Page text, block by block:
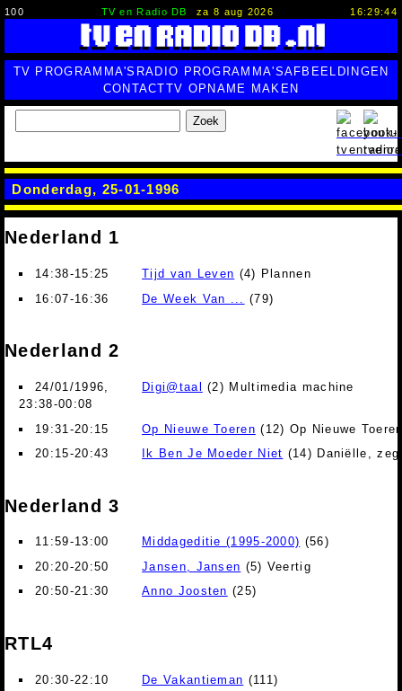
100 TV en Radio DB za 8 aug 2026 16:29:45
TV PROGRAMMA'S RADIO PROGRAMMA'SAFBEELDINGEN
CONTACTTV OPNAME MAKEN
Zoek
Donderdag, 25-01-1996
Nederland 1
14:38-15:25 Tijd van Leven (4) Plannen
16:07-16:36
De Week Van ... (79)
Nederland 2
24/01/1996,
23:38-00:08
Digi@taal (2) Multimedia machine
19:31-20:15 Op Nieuwe Toeren (12) Op Nieuwe
20:15-20:43
Ik Ben Je Moeder Niet (14) Daniëlle, zeg
Nederland 3
11:59-13:00 Middageditie (1995-2000) (56)
20:20-20:50
Jansen, Jansen (5) Veertig
20:50-21:30
Anno Joosten (25)
RTL4
20:30-22:10 De Vakantieman (111)